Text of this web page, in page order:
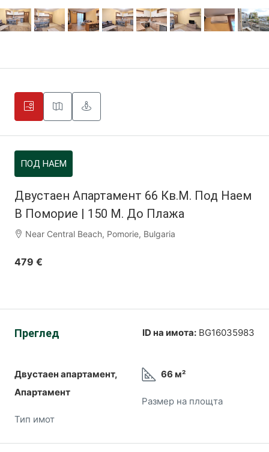
ПОД НАЕМ
Двустаен Апартамент 66 Кв.м. Под Наем
В Поморие | 150 М. До Плажа
Near Central Beach, Pomorie, Bulgaria
479 €
Преглед ID на имота: BG16035983
Двустаен апартамент,
Апартамент
Тип имот
66 м²
Размер на площта